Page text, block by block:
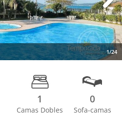
1/24
Next
1
Camas Dobles
0
Sofa-camas